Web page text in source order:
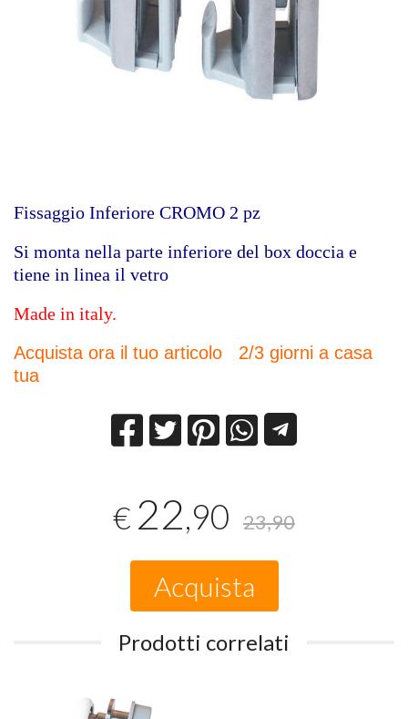
Fissaggio Inferiore CROMO 2 pz
Si monta nella parte inferiore del box doccia e
tiene in linea il vetro
Made in italy.
Acquista ora il tuo articolo 2/3 giorni a casa
tua
€ 22,90 23,90
Acquista
Prodotti correlati